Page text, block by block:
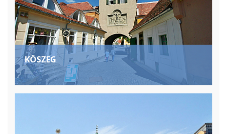
KÖSZEG